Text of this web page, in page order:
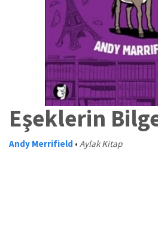
Eşeklerin
Andy Merrifield • Aylak Kitap